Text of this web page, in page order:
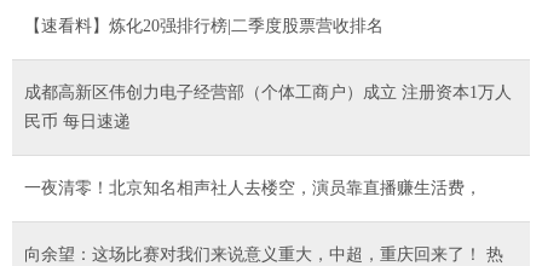
【速看料】炼化20强排行榜|二季度股票营收排名
成都高新区伟创力电子经营部（个体工商户）成立 注册资本1万人
民币 每日速递
一夜清零！北京知名相声社人去楼空，演员靠直播赚生活费，
向余望：这场比赛对我们来说意义重大，中超，重庆回来了！ 热